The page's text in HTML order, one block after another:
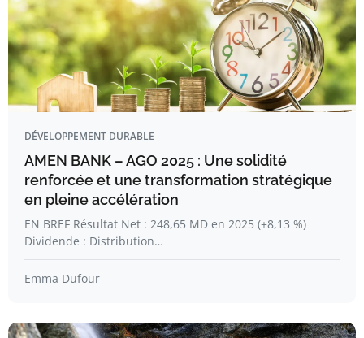
DÉVELOPPEMENT DURABLE
AMEN BANK – AGO 2025 : Une solidité
renforcée et une transformation stratégique
en pleine accélération
EN BREF Résultat Net : 248,65 MD en 2025 (+8,13 %)
Dividende : Distribution…
Emma Dufour